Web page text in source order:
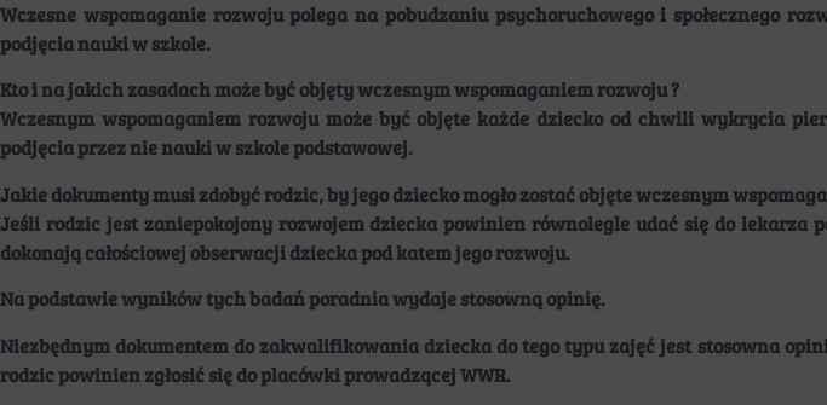
Wczesne wspomaganie rozwoju polega na pobudzaniu psychoruchowego i społecznego
podjęcia nauki w szkole.
Kto i na jakich zasadach może być objęty wczesnym wspomaganiem rozwoju ?
Wczesnym wspomaganiem rozwoju może być objęte każde dziecko od chwili wykrycia
podjęcia przez nie nauki w szkole podstawowej.
Jakie dokumenty musi zdobyć rodzic, by jego dziecko mogło zostać objęte wczesnym
Jeśli rodzic jest zaniepokojony rozwojem dziecka powinien równolegle udać się do lekarza
dokonają całościowej obserwacji dziecka pod katem jego rozwoju.
Na podstawie wyników tych badań poradnia wydaje stosowną opinię.
Niezbędnym dokumentem do zakwalifikowania dziecka do tego typu zajęć jest stosowna
rodzic powinien zgłosić się do placówki prowadzącej WWR.